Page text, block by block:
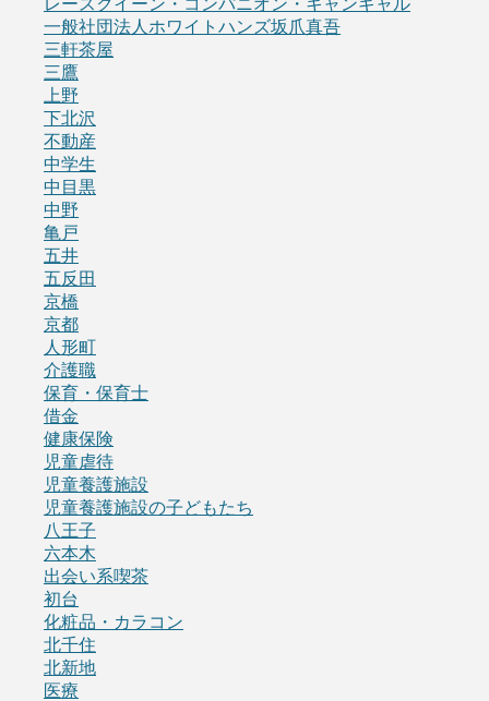
レースクイーン・コンパニオン・キャンギャル
一般社団法人ホワイトハンズ坂爪真吾
三軒茶屋
三鷹
上野
下北沢
不動産
中学生
中目黒
中野
亀戸
五井
五反田
京橋
京都
人形町
介護職
保育・保育士
借金
健康保険
児童虐待
児童養護施設
児童養護施設の子どもたち
八王子
六本木
出会い系喫茶
初台
化粧品・カラコン
北千住
北新地
医療